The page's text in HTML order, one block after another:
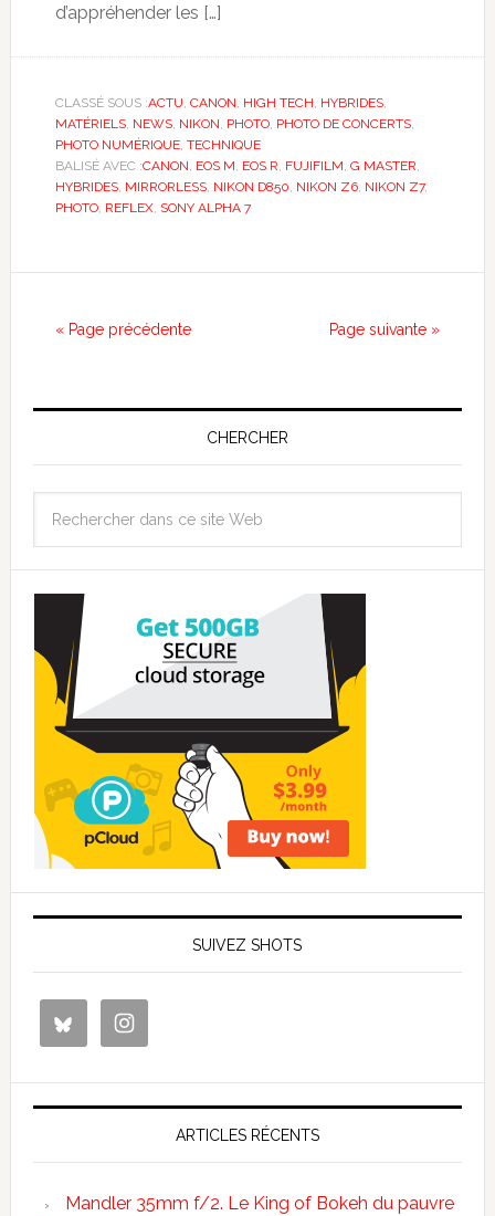
d’appréhender les […]
CLASSÉ SOUS :ACTU CANON HIGH TECH HYBRIDES,
MATÉRIELS, NEWS, NIKON PHOTO, PHOTO DE CONCERTS,
PHOTO NUMÉRIQUE, TECHNIQUE
BALISÉ AVEC :CANON EOS M EOS R FUJIFILM G MASTER
HYBRIDES, MIRRORLESS, NIKON D850 NIKON Z6, NIKON Z7,
PHOTO, REFLEX, SONY ALPHA 7
« Page précédente Page suivante »
CHERCHER
SUIVEZ SHOTS
ARTICLES RÉCENTS
Mandler 35mm f/2. Le King of Bokeh du pauvre